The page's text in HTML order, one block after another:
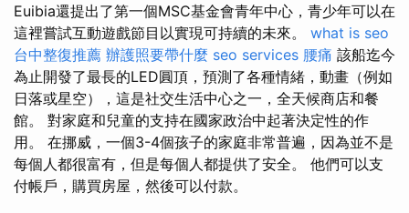
Euibia還提出了第一個MSC基金會青年中心，青少年可以在
這裡嘗試互動遊戲節目以實現可持續的未來。 what is seo
台中整復推薦 辦護照要帶什麼 seo services 腰痛 該船迄今
為止開發了最長的LED圓頂，預測了各種情緒，動畫（例如
日落或星空），這是社交生活中心之一，全天候商店和餐
館。 對家庭和兒童的支持在國家政治中起著決定性的作
用。 在挪威，一個3-4個孩子的家庭非常普遍，因為並不是
每個人都很富有，但是每個人都提供了安全。 他們可以支
付帳戶，購買房屋，然後可以付款。